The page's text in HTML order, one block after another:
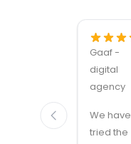
Gaaf -
digital
agency
We have
tried the